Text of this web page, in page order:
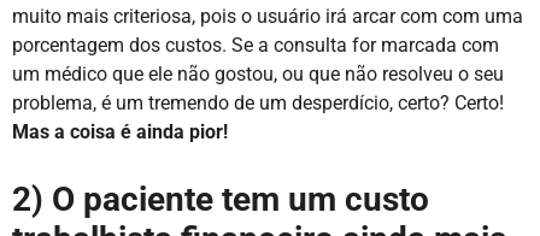
muito mais criteriosa, pois o usuário irá arcar com com uma
porcentagem dos custos. Se a consulta for marcada com
um médico que ele não gostou, ou que não resolveu o seu
problema, é um tremendo de um desperdício, certo? Certo!
Mas a coisa é ainda pior!
2) O paciente tem um custo